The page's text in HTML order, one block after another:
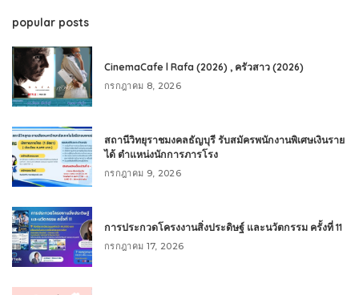
popular posts
CinemaCafe l Rafa (2026) , ครัวสาว (2026)
กรกฎาคม 8, 2026
สถานีวิทยุราชมงคลธัญบุรี รับสมัครพนักงานพิเศษเงินราย
ได้ ตำแหน่งนักการภารโรง
กรกฎาคม 9, 2026
การประกวดโครงงานสิ่งประดิษฐ์ และนวัตกรรม ครั้งที่ 11
กรกฎาคม 17, 2026